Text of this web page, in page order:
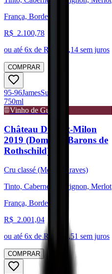
França, Bordeaux
R$ 2.100,78
ou até 6x de R$ 350,14 sem juros
COMPRAR
95-96JamesSuckling
750ml
Vinho de Guarda
Château Duhart-Milon
2019 (Domaine Barons de
Rothschild)
Cru classé (Médoc/Graves)
Tinto, Cabernet Sauvignon, Merlot
França, Bordeaux
R$ 2.001,04
ou até 6x de R$ 333,51 sem juros
COMPRAR